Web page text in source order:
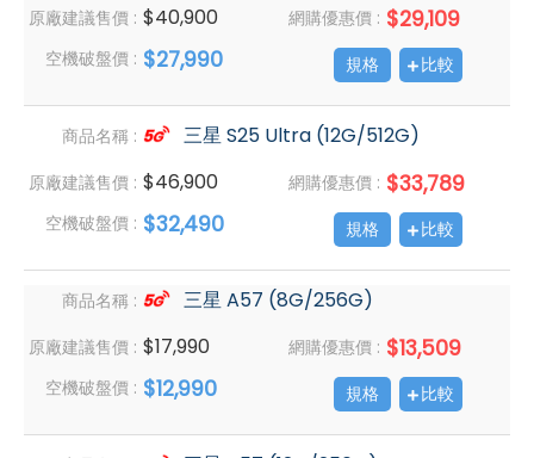
原廠建議售價 : $40,900 網購優惠價 : $29,109
空機破盤價 : $27,990 規格 比較
商品名稱 : 三星 S25 Ultra (12G/512G)
原廠建議售價 : $46,900 網購優惠價 : $33,789
空機破盤價 : $32,490 規格 比較
商品名稱 : 三星 A57 (8G/256G)
原廠建議售價 : $17,990 網購優惠價 : $13,509
空機破盤價 : $12,990 規格 比較